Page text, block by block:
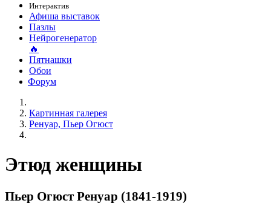
Интерактив
Афиша выставок
Пазлы
Нейрогенератор
🔥
Пятнашки
Обои
Форум
Картинная галерея
Ренуар, Пьер Огюст
Этюд женщины
Пьер Огюст Ренуар (1841-1919)